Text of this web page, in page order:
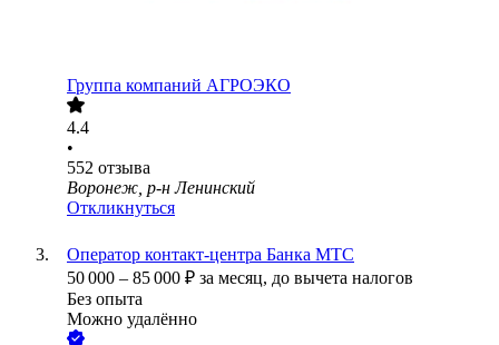
Группа компаний АГРОЭКО
4.4
•
552 отзыва
Воронеж, р-н Ленинский
Откликнуться
Оператор контакт-центра Банка МТС
50 000 – 85 000 ₽ за месяц, до вычета налогов
Без опыта
Можно удалённо